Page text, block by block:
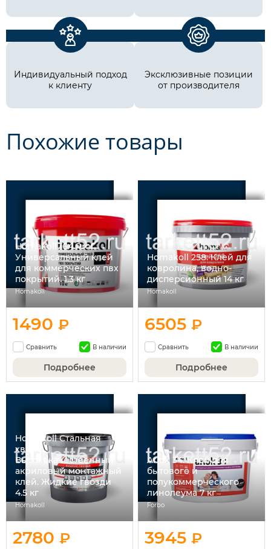
Индивидуальный подход
к клиенту
Эксклюзивные позиции
от производителя
Похожие товары
Homakoll 164 Prof.
Универсальный клей
для коммерческих пвх
покрытий. 1.3 кг
Homakoll
1490 ₽
Сравнить В наличии
Подробнее
Homakoll 258. Клей для
ковролина, водно-
дисперсионный 14 кг
Homakoll
6505₽
Сравнить В наличии
Подробнее
Homakoll Стальная
хватка.
Высококачественный
акриловый монтажный
клей. Жидкие гвозди
4.5 кг
Homakoll
2780 ₽
Arlok 34. Клей для
бытового и
полукоммерческого
линолеума 7 кг
Forbo
3945₽